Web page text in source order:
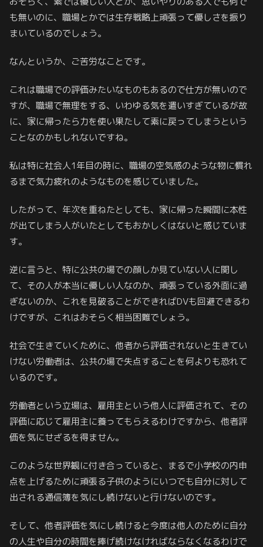
も無いのに、職場とかでは生存戦略上頑張って優しさを振り
まいているのでしょう。
なんというか、ご苦労なことです。
これは職場での評価みたいなものもあるので仕方が無いので
すが、職場で無理をする、いわゆる気を遣いすぎているが故
に、家に帰ったら力を使い果たして素に戻ってしまうという
ことなのかもしれないですね。
私は特に社会人1年目の時に、職場の空気感のような物に慣れ
るまで気力疲れのようなものを感じていました。
したがって、年次を重ねたとしても、家に帰った瞬間に本性
が出てしまう人がいたとしてもおかしくはないと感じていま
す。
逆に言うと、特に公共の場での顔しか見ていない人に関し
て、その人が本当に優しい人なのか、頑張っている外面に過
ぎないのか、これを見破ることができればDVも回避できるわ
けですが、これはおそらく相当困難でしょう。
社会で生きていくために、他者から評価されないと生きてい
けない労働者は、公共の場で失点することを何よりも恐れて
いるのです。
労働者という立場は、雇用主という他人に評価されて、その
評価に応じて雇用主に養ってもらえるわけですから、他者評
価を気にせざるを得ません。
このような世界観に付き合っていると、まるで小学校の内申
点を上げるために頑張る子供のようにいつでも自分に対して
出される通信簿を気にし続けないと行けないのです。
そして、他者評価を気にし続けると今度は他人のために自分
の人生や自分の時間を捧げ続けなければならなくなるわけで